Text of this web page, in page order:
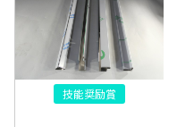
技能奨励賞